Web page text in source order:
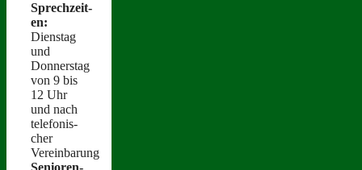
Sprechzeit­
en:
Dien­stag
und
Donnerstag
von 9 bis
12 Uhr
und nach
tele­fonis­
ch­er
Vereinbarung
Senioren­